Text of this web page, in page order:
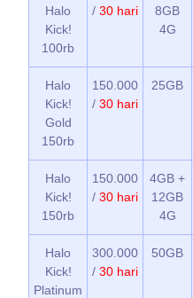
Halo
Kick!
100rb
/ 30 hari
8GB
4G
Halo
Kick!
Gold
150rb
150.000
/ 30 hari
25GB
Halo
Kick!
150rb
150.000
/ 30 hari
4GB +
12GB
4G
Halo
Kick!
Platinum
300.000
/ 30 hari
50GB